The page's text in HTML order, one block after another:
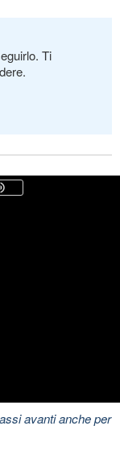
Ti
avanti anche per